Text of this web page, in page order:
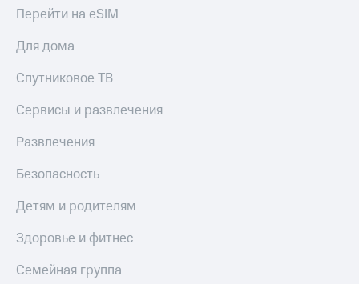
Перейти на eSIM
Для дома
Спутниковое ТВ
Сервисы и развлечения
Развлечения
Безопасность
Детям и родителям
Здоровье и фитнес
Семейная группа